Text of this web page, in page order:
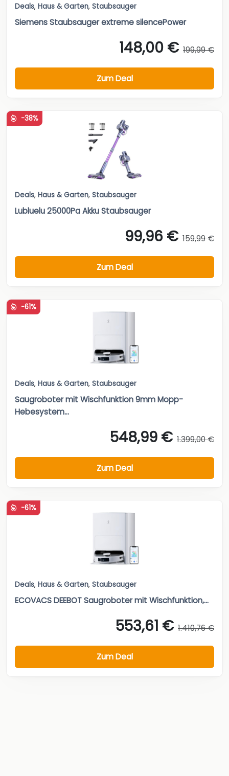
Deals, Haus & Garten, Staubsauger
Siemens Staubsauger extreme silencePower
148,00 € 199,99 €
Zum Deal
-38%
Deals, Haus & Garten, Staubsauger
Lubluelu 25000Pa Akku Staubsauger
99,96 € 159,99 €
Zum Deal
-61%
Deals, Haus & Garten, Staubsauger
Saugroboter mit Wischfunktion 9mm Mopp-
Hebesystem...
548,99 € 1.399,00 €
Zum Deal
-61%
Deals, Haus & Garten, Staubsauger
ECOVACS DEEBOT Saugroboter mit Wischfunktion,...
553,61 € 1.410,76 €
Zum Deal